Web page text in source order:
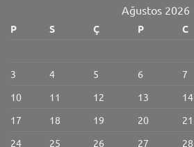
Ağustos 2026
P S Ç P C
3
4 5 6 7
10
11 12 13 14
17
18 19 20 21
24
25 26 27 28